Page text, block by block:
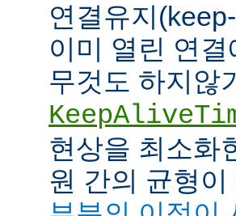
연결유지
이미 열린 연
무것도 하지않
현상을 최소화
원 간의 균형